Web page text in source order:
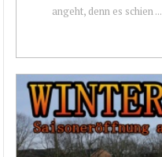
angeht, denn es schien ...